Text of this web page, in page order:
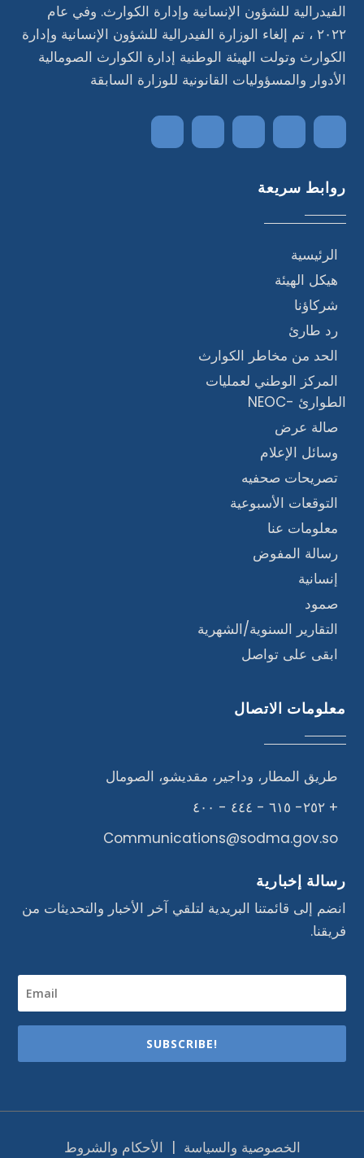
الفيدرالية للشؤون الإنسانية وإدارة الكوارث. وفي عام
٢٠٢٢ ، تم إلغاء الوزارة الفيدرالية للشؤون الإنسانية وإدارة
الكوارث وتولت الهيئة الوطنية إدارة الكوارث الصومالية
الأدوار والمسؤوليات القانونية للوزارة السابقة
روابط سريعة
الرئيسية
هيكل الهيئة
شركاؤنا
رد طارئ
الحد من مخاطر الكوارث
المركز الوطني لعمليات
الطوارئ -NEOC
صالة عرض
وسائل الإعلام
تصريحات صحفيه
التوقعات الأسبوعية
معلومات عنا
رسالة المفوض
إنسانية
صمود
التقارير السنوية/الشهرية
ابقى على تواصل
معلومات الاتصال
طريق المطار، وداجير، مقديشو، الصومال
+ ٢٥٢- ٦١٥ - ٤٤٤ - ٤٠٠
Communications@sodma.gov.so
رسالة إخبارية
انضم إلى قائمتنا البريدية لتلقي آخر الأخبار والتحديثات من
فريقنا.
SUBSCRIBE!
الخصوصية والسياسة | الأحكام والشروط